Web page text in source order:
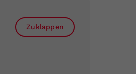
Zuklappen